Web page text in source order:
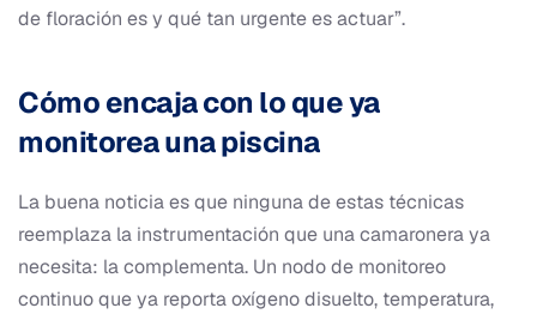
de floración es y qué tan urgente es actuar”.
Cómo encaja con lo que ya
monitorea una piscina
La buena noticia es que ninguna de estas técnicas
reemplaza la instrumentación que una camaronera ya
necesita: la complementa. Un nodo de monitoreo
continuo que ya reporta oxígeno disuelto, temperatura,